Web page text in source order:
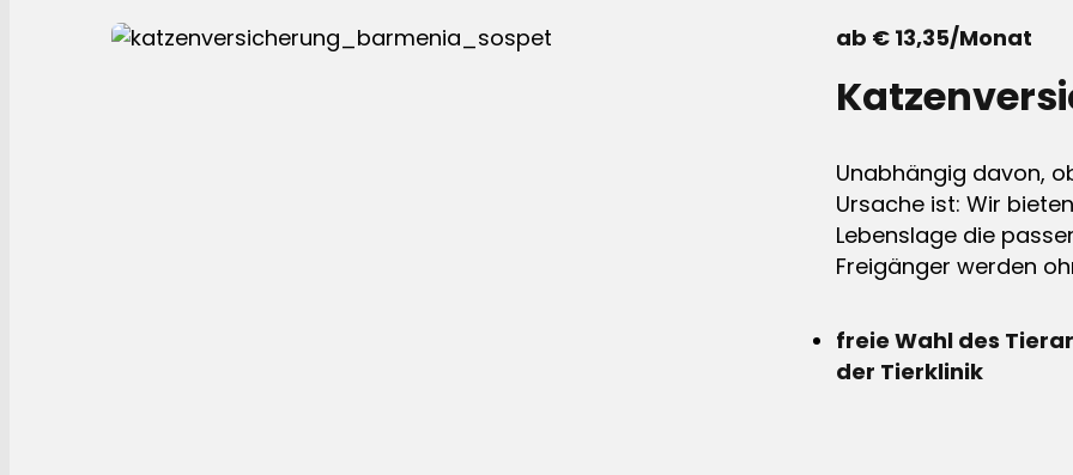
ab € 13,35/Monat
Unabhängig davon,
Ursache ist: Wir
Lebenslage die
Freigänger werden
freie Wahl des
der Tierklinik